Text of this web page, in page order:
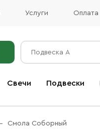
Услуги Оплата
Свечи Подвески
Смола Соборный